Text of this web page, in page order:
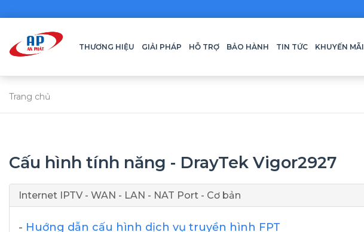
THƯƠNG HIỆU GIẢI PHÁP HỖ TRỢ BẢO HÀNH TIN TỨC KHUYẾN MÃI
Trang chủ
Cấu hình tính năng - DrayTek Vigor2927
Internet IPTV - WAN - LAN - NAT Port - Cơ bản
- Huớng dẫn cấu hình dịch vụ truyền hình FPT